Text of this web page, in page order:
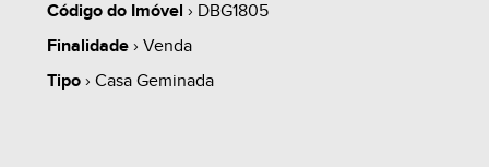
Código do Imóvel › DBG1805
Finalidade› Venda
Tipo› Casa Geminada